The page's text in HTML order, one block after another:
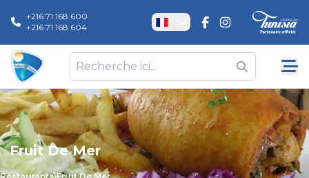
+216 71 168 600
+216 71 168 604
Fruit De Mer